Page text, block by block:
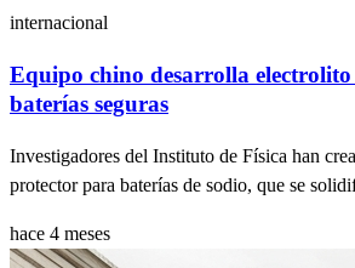
internacional
Equipo chino desarrolla
baterías seguras
Investigadores del Instituto de Física han
protector para baterías de sodio, que se
hace 4 meses